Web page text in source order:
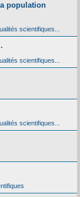
population
scientifiques...
scientifiques...
scientifiques...